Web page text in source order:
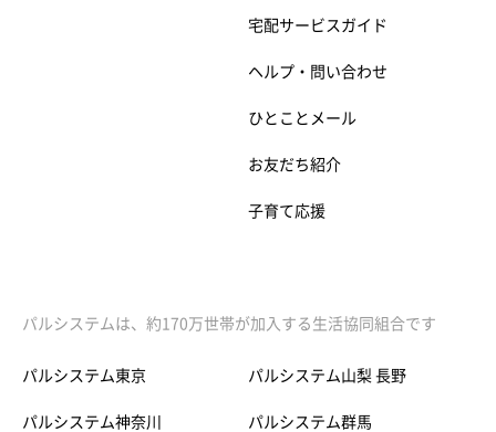
宅配サービスガイド
ヘルプ・問い合わせ
ひとことメール
お友だち紹介
子育て応援
パルシステムは、約170万世帯が加入する生活協同組合です
パルシステム東京
パルシステム神奈川
パルシステム山梨 長野
パルシステム群馬